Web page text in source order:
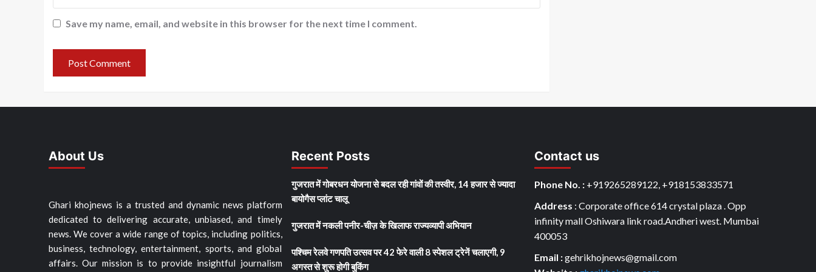
Save my name, email, and website in this browser for the next time I comment.
About Us
Ghari khojnews is a trusted and dynamic news platform
dedicated to delivering accurate, unbiased, and timely
news. We cover a wide range of topics, including politics,
business, technology, entertainment, sports, and global
affairs. Our mission is to provide insightful journalism
Recent Posts
गुजरात में गोबरधन योजना से बदल रही गांवों की तस्वीर, 14 हजार से ज्यादा
बायोगैस प्लांट चालू
गुजरात में नकली पनीर-चीज़ के खिलाफ राज्यव्यापी अभियान
पश्चिम रेलवे गणपति उत्सव पर 42 फेरे वाली 8 स्पेशल ट्रेनें चलाएगी, 9
अगस्त से शुरू होगी बुकिंग
Contact us
Phone No. : +919265289122, +918153833571
Address : Corporate office 614 crystal plaza . Opp
infinity mall Oshiwara link road.Andheri west. Mumbai
400053
Email :gehrikhojnews@gmail.com